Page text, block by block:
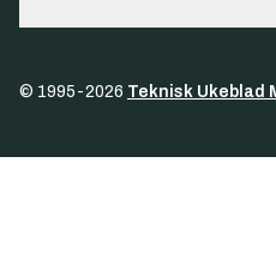
© 1995-2026 Teknisk Ukeblad